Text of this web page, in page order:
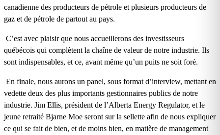
canadienne des producteurs de pétrole et plusieurs producteurs de
gaz et de pétrole de partout au pays.
C’est avec plaisir que nous accueillerons des investisseurs
québécois qui complètent la chaîne de valeur de notre industrie. Ils
sont indispensables, et ce, avant même qu’un puits ne soit foré.
En finale, nous aurons un panel, sous format d’interview, mettant en
vedette deux des plus importants gestionnaires publics de notre
industrie. Jim Ellis, président de l’Alberta Energy Regulator, et le
jeune retraité Bjarne Moe seront sur la sellette afin de nous expliquer
ce qui se fait de bien, et de moins bien, en matière de management